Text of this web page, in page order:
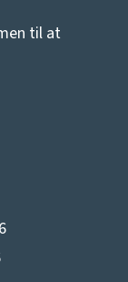
til at